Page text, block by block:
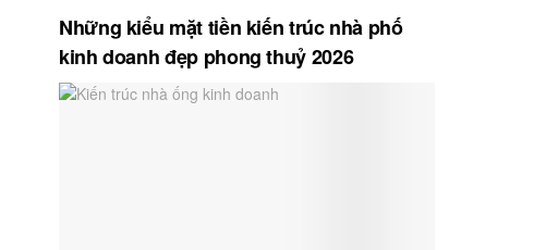
Những kiểu mặt tiền kiến trúc nhà phố
kinh doanh đẹp phong thuỷ 2026